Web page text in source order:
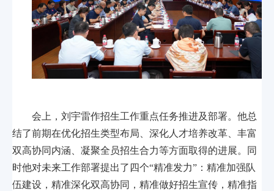
会上，刘宇雷作招生工作重点任务推进及部署。他总
结了前期在优化招生类型布局、深化人才培养改革、丰富
双高协同内涵、凝聚全员招生合力等方面取得的进展。同
时他对未来工作部署提出了四个“精准发力”：精准加强队
伍建设，精准深化双高协同，精准做好招生宣传，精准指